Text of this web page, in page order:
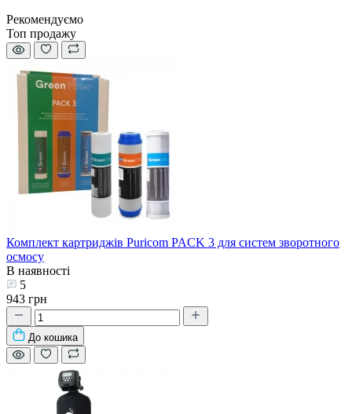
Рекомендуємо
Топ продажу
Комплект картриджів Puricom PACK 3 для систем зворотного
осмосу
В наявності
5
943 грн
До кошика